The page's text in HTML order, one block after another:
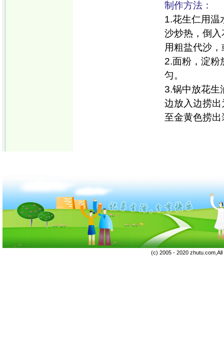
制作方法：
1.花生仁用温
沙炒热，倒
用粗盐代沙
2.面粉，淀粉
匀。
3.锅中放花生
边放入边捞
至金黄色捞出
(c) 2005 - 2020